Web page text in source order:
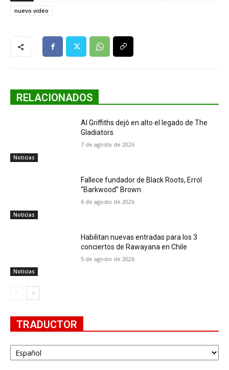
nuevo video
RELACIONADOS
Noticias
Al Griffiths dejó en alto el legado de The
Gladiators
7 de agosto de 2026
Noticias
Fallece fundador de Black Roots, Errol
“Barkwood” Brown
6 de agosto de 2026
Noticias
Habilitan nuevas entradas para los 3
conciertos de Rawayana en Chile
5 de agosto de 2026
TRADUCTOR